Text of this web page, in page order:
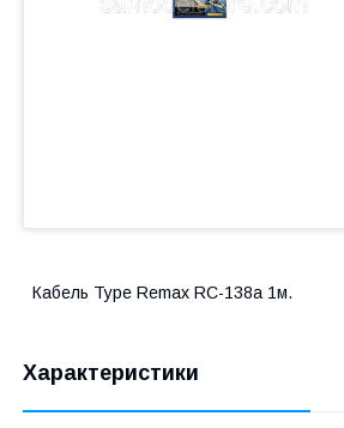
Кабель Type Remax RC-138a 1м.
Характеристики